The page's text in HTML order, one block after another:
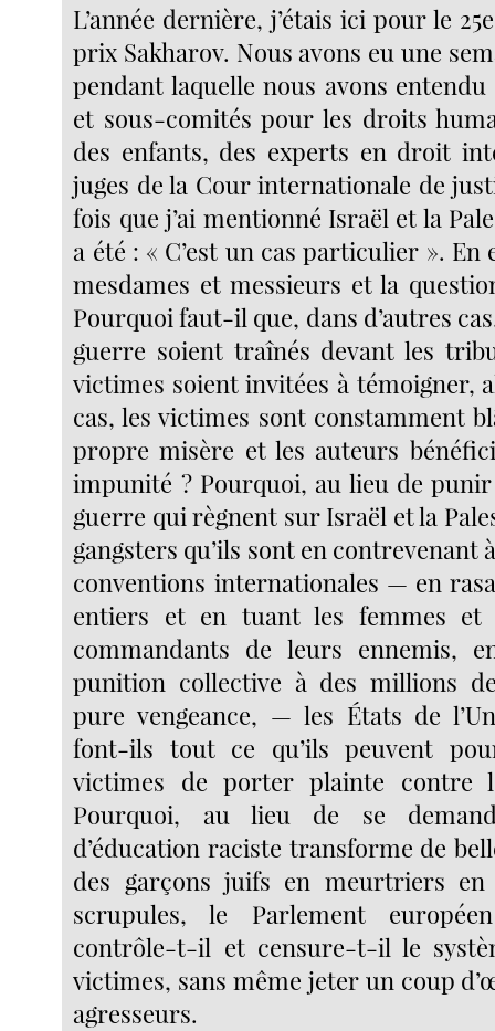
L’année dernière, j’étais ici pour le
prix Sakharov. Nous avons eu une
pendant laquelle nous avons
et sous-comités pour les droits
des enfants, des experts en droit
juges de la Cour internationale de
fois que j’ai mentionné Israël et la
a été : « C’est un cas particulier ». En
mesdames et messieurs et la
Pourquoi faut-il que, dans d’autres
guerre soient traînés devant les
victimes soient invitées à témoigner,
cas, les victimes sont constamment
propre misère et les auteurs
impunité ? Pourquoi, au lieu de
guerre qui règnent sur Israël et la
gangsters qu’ils sont en contrevenant
conventions internationales — en
entiers et en tuant les femmes et
commandants de leurs ennemis,
punition collective à des millions
pure vengeance, — les États de
font-ils tout ce qu’ils peuvent
victimes de porter plainte contre
Pourquoi, au lieu de se
d’éducation raciste transforme de
des garçons juifs en meurtriers en
scrupules, le Parlement
contrôle-t-il et censure-t-il le
victimes, sans même jeter un coup
agresseurs.